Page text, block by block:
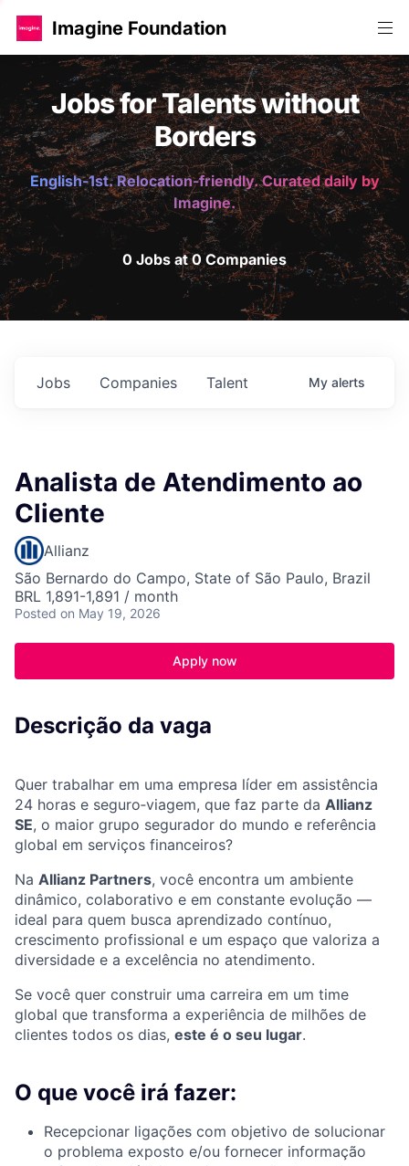
Imagine Foundation
Jobs for Talents without
Borders
English-1st. Relocation-friendly. Curated daily by
Imagine.
0 Jobs at 0 Companies
Jobs Companies Talent My alerts
Analista de Atendimento ao
Cliente
Allianz
São Bernardo do Campo, State of São Paulo, Brazil
BRL 1,891-1,891 / month
Posted on May 19, 2026
Apply now
Descrição da vaga
Quer trabalhar em uma empresa líder em assistência
24 horas e seguro‑viagem, que faz parte da Allianz
SE, o maior grupo segurador do mundo e referência
global em serviços financeiros?
Na Allianz Partners, você encontra um ambiente
dinâmico, colaborativo e em constante evolução —
ideal para quem busca aprendizado contínuo,
crescimento profissional e um espaço que valoriza a
diversidade e a excelência no atendimento.
Se você quer construir uma carreira em um time
global que transforma a experiência de milhões de
clientes todos os dias, este é o seu lugar.
O que você irá fazer:
Recepcionar ligações com objetivo de solucionar
o problema exposto e/ou fornecer informação